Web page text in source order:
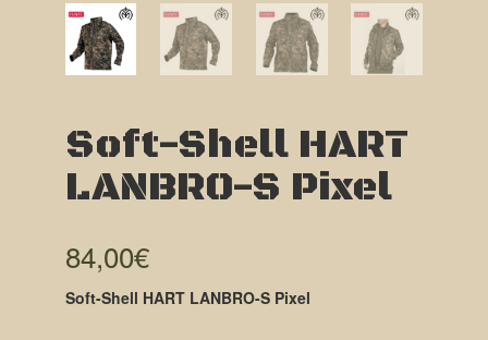
Soft-Shell HART
LANBRO-S Pixel
84,00€
Soft-Shell HART LANBRO-S Pixel